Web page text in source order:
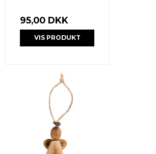
95,00 DKK
VIS PRODUKT